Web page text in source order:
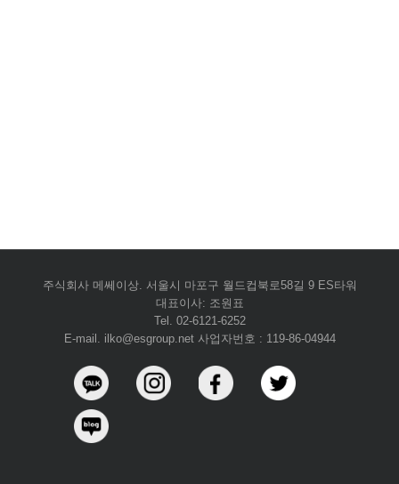
주식회사 메쎄이상. 서울시 마포구 월드컵북로58길 9 ES타워
대표이사: 조원표
Tel. 02-6121-6252
E-mail. ilko@esgroup.net 사업자번호 : 119-86-04944